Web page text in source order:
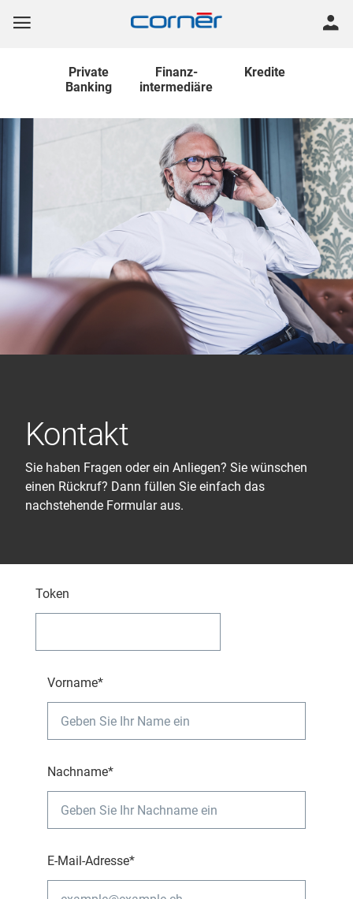
Private
Banking
Finanz-
intermediäre
Kredite
Kontakt
Sie haben Fragen oder ein Anliegen? Sie wünschen
einen Rückruf? Dann füllen Sie einfach das
nachstehende Formular aus.
Token
Vorname*
Nachname*
E-Mail-Adresse*